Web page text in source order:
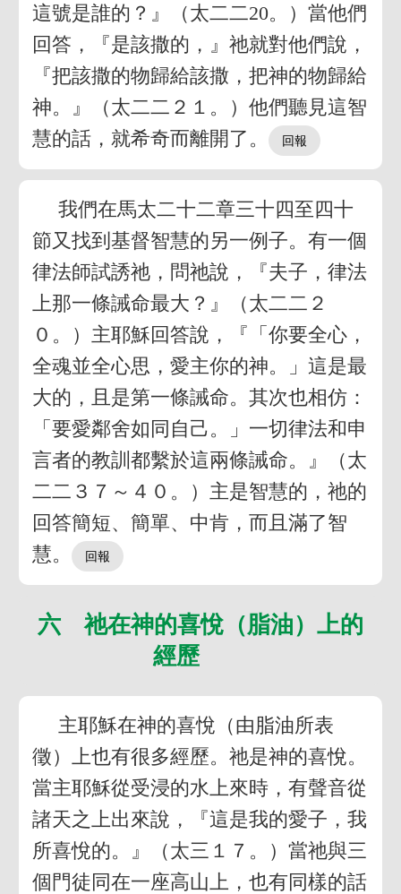
這號是誰的？』（太二二20。）當他們
回答，『是該撒的，』祂就對他們說，
『把該撒的物歸給該撒，把神的物歸給
神。』（太二二２１。）他們聽見這智
慧的話，就希奇而離開了。
我們在馬太二十二章三十四至四十
節又找到基督智慧的另一例子。有一個
律法師試誘祂，問祂說，『夫子，律法
上那一條誡命最大？』（太二二２
０。）主耶穌回答說，『「你要全心，
全魂並全心思，愛主你的神。」這是最
大的，且是第一條誡命。其次也相仿：
「要愛鄰舍如同自己。」一切律法和申
言者的教訓都繫於這兩條誡命。』（太
二二３７～４０。）主是智慧的，祂的
回答簡短、簡單、中肯，而且滿了智
慧。
六 祂在神的喜悅（脂油）上的
經歷
主耶穌在神的喜悅（由脂油所表
徵）上也有很多經歷。祂是神的喜悅。
當主耶穌從受浸的水上來時，有聲音從
諸天之上出來說，『這是我的愛子，我
所喜悅的。』（太三１７。）當祂與三
個門徒同在一座高山上，也有同樣的話